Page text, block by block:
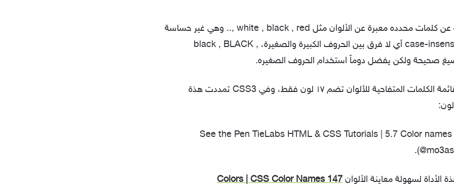
عن كلمات محدده معبرة عن الألوان مثل white , black , red
,.. وهي غير حساسة
black , BLACK ,
صحيحة ولكن يفضل دوماً استخدام الحروف الصغيره.
في CSS2 كانت قائمة الكلمات المتفاحية للألوان تضم ١٧ لون فقط، وفي CSS3 تمددت هذة
See the Pen TieLabs HTML & CSS Tutorials | 5.7 Color
لسهولة معاينة الألوان 147 Colors | CSS Color Names